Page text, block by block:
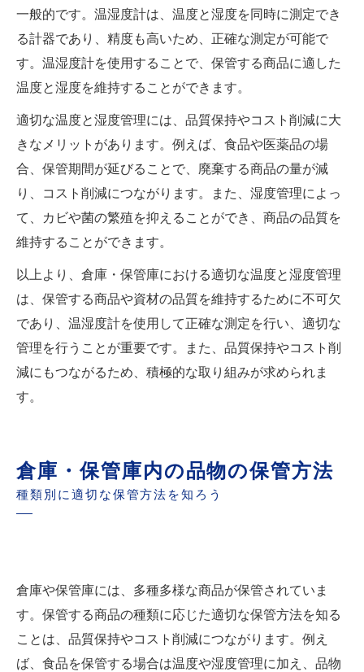
一般的です。温湿度計は、温度と湿度を同時に測定でき
る計器であり、精度も高いため、正確な測定が可能で
す。温湿度計を使用することで、保管する商品に適した
温度と湿度を維持することができます。
適切な温度と湿度管理には、品質保持やコスト削減に大
きなメリットがあります。例えば、食品や医薬品の場
合、保管期間が延びることで、廃棄する商品の量が減
り、コスト削減につながります。また、湿度管理によっ
て、カビや菌の繁殖を抑えることができ、商品の品質を
維持することができます。
以上より、倉庫・保管庫における適切な温度と湿度管理
は、保管する商品や資材の品質を維持するために不可欠
であり、温湿度計を使用して正確な測定を行い、適切な
管理を行うことが重要です。また、品質保持やコスト削
減にもつながるため、積極的な取り組みが求められま
す。
倉庫・保管庫内の品物の保管方法
種類別に適切な保管方法を知ろう
倉庫や保管庫には、多種多様な商品が保管されていま
す。保管する商品の種類に応じた適切な保管方法を知る
ことは、品質保持やコスト削減につながります。例え
ば、食品を保管する場合は温度や湿度管理に加え、品物